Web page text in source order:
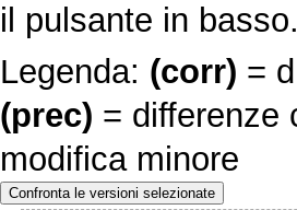
il pulsante in
Legenda: (corr) =
(prec) = differenze
modifica minore